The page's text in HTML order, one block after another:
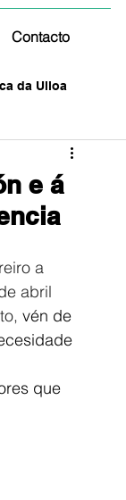
Contacto
da Ulloa
e á
a
abril
vén de
que